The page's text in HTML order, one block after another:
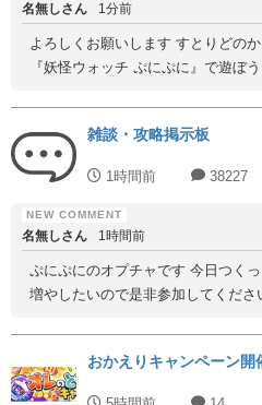
名無しさん 1分前
よろしくお願いします すとりどの
『妖怪ウォッチ ぷにぷに』で遊ぼ
雑談・攻略掲示板
1時間前 38227
名無しさん 1時間前
ぷにぷにのオプチャです 今日つく
増やしたいので是非参加してくだ
おかえりキャンペーン開